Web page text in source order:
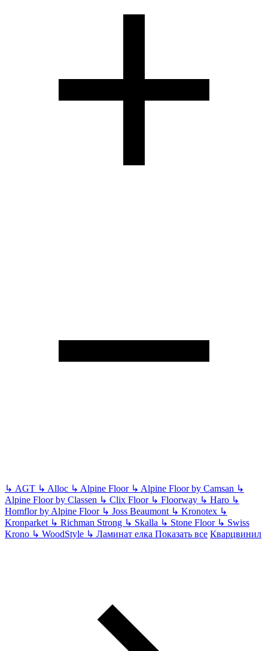
↳ AGT ↳ Alloc ↳ Alpine Floor ↳ Alpine Floor by Camsan ↳
Alpine Floor by Classen ↳ Clix Floor ↳ Floorway ↳ Haro ↳
Homflor by Alpine Floor ↳ Joss Beaumont ↳ Kronotex ↳
Kronparket ↳ Richman Strong ↳ Skalla ↳ Stone Floor ↳ Swiss
Krono ↳ WoodStyle ↳ Ламинат елка Показать все Кварцвинил